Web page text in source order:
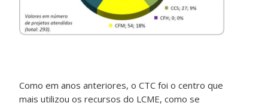
Como em anos anteriores, o CTC foi o centro que
mais utilizou os recursos do LCME, como se